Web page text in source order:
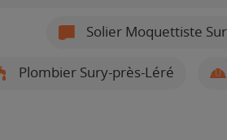
Solier Moquettiste
Plombier Sury-près-Léré